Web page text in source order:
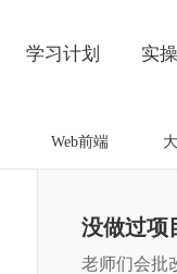
学习计划 实操
Web前端
没做过项
老师们会批